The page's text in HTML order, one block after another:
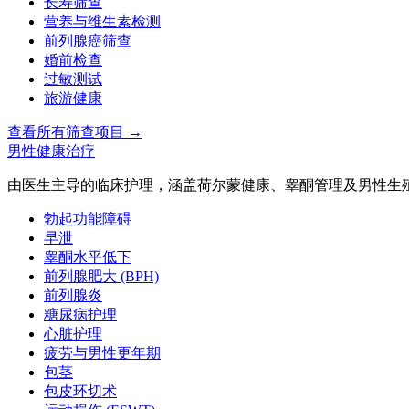
营养与维生素检测
前列腺癌筛查
婚前检查
过敏测试
旅游健康
查看所有筛查项目
→
男性健康治疗
由医生主导的临床护理，涵盖荷尔蒙健康、睾酮管理及男性生
勃起功能障碍
早泄
睾酮水平低下
前列腺肥大 (BPH)
前列腺炎
糖尿病护理
心脏护理
疲劳与男性更年期
包茎
包皮环切术